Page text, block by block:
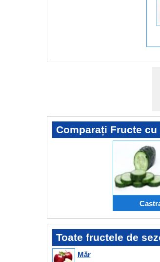
Comparați Fructe
Toate fructele de
Măr